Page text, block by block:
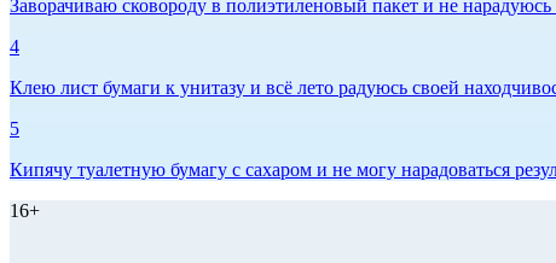
Заворачиваю сковороду в полиэтиленовый пакет и не нарадуюсь
4
Клею лист бумаги к унитазу и всё лето радуюсь своей
5
Кипячу туалетную бумагу с сахаром и не могу нарадоваться
16+